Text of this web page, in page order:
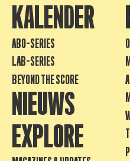
KALENDER
ABO-SERIES
LAB-SERIES
BEYOND THE SCORE
NIEUWS
EXPLORE